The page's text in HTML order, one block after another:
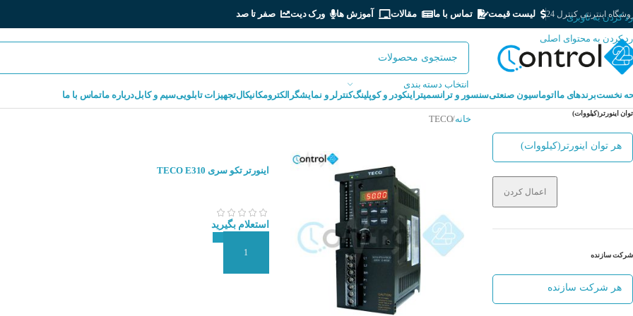
رد کردن به ناوبری
رد کردن به محتوای اصلی
اینترنتی کنترل 24 لیست قیمت تماس با ما مقالات آموزش ها ورک دیت صفر تا صد
انتخاب دسته بندی
نخستبرندهای ما اتوماسیون صنعتیسنسور و ترانسمیتر اینکودر و کوپلینگکنترلر و نمایشگر الکترومکانیکالتجهیزات تابلوییسیم و کابلدرباره ماتماس با ما
توان اینورتر(کیلووات)
اعمال کردن
شرکت سازنده
خانه TECO
اینورتر تکو سری TECO E310
استعلام بگیرید